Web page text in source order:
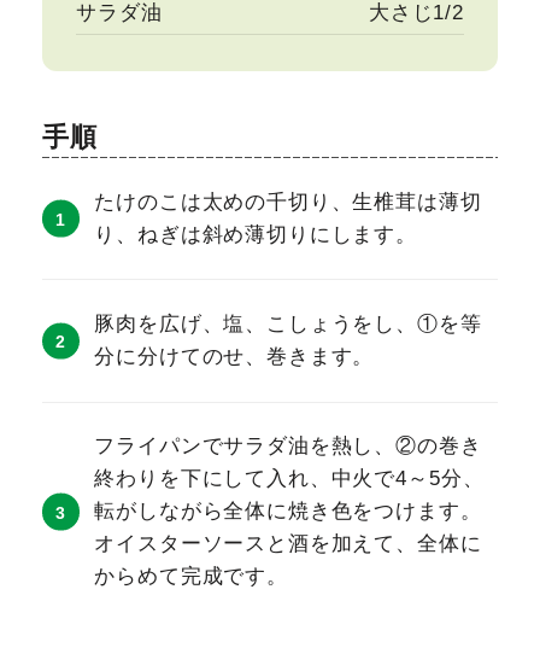
サラダ油 大さじ1/2
手順
たけのこは太めの千切り、生椎茸は薄切
り、ねぎは斜め薄切りにします。
豚肉を広げ、塩、こしょうをし、①を等
分に分けてのせ、巻きます。
フライパンでサラダ油を熱し、②の巻き
終わりを下にして入れ、中火で4～5分、
転がしながら全体に焼き色をつけます。
オイスターソースと酒を加えて、全体に
からめて完成です。